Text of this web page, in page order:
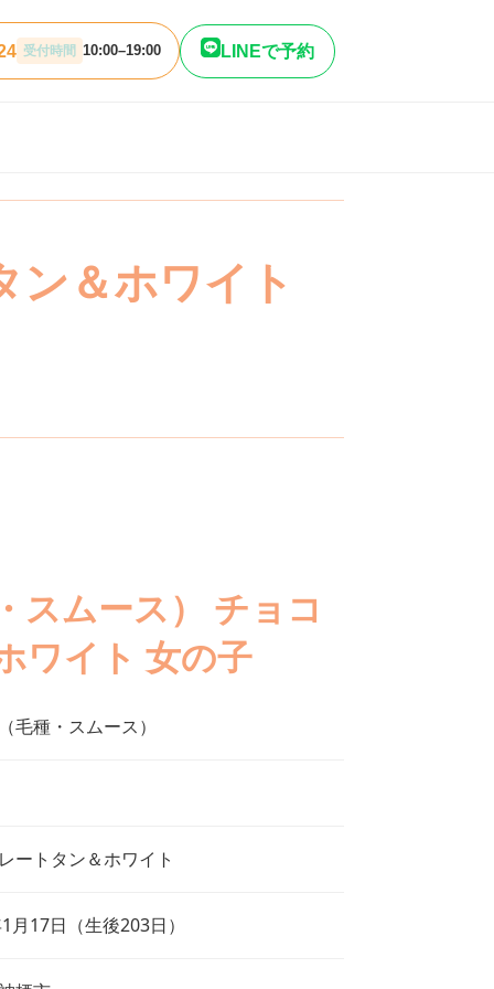
受付時間 10:00–19:00 LINEで予約
ン＆ホワイト
スムース） チョコ
ワイト 女の子
毛種・スムース）
ートタン＆ホワイト
月17日（生後203日）